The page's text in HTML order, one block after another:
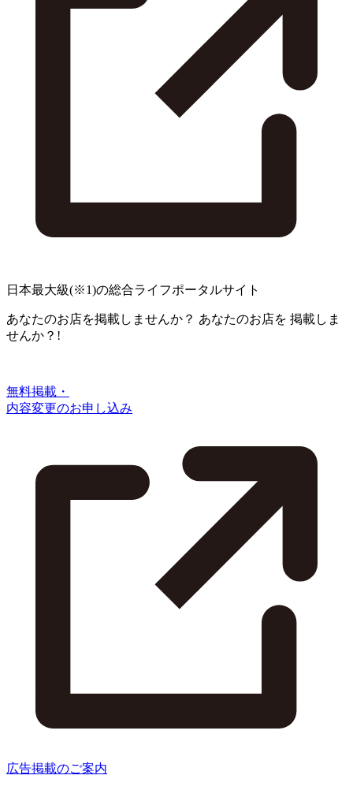
日本最大級(※1)の総合ライフポータルサイト
あなたのお店を掲載しませんか？ あなたのお店を 掲載しま
せんか？!
無料掲載・
内容変更のお申し込み
広告掲載のご案内